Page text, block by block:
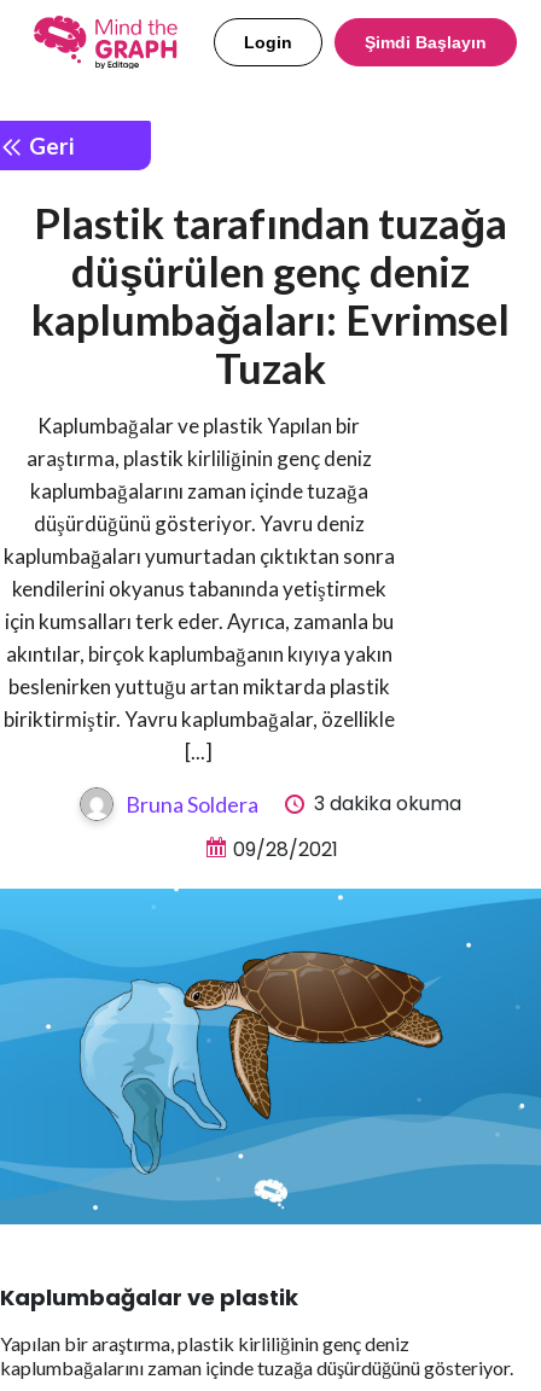
Login Şimdi Başlayın
Geri
Plastik tarafından tuzağa
düşürülen genç deniz
kaplumbağaları: Evrimsel
Tuzak
Kaplumbağalar ve plastik Yapılan bir
araştırma, plastik kirliliğinin genç deniz
kaplumbağalarını zaman içinde tuzağa
düşürdüğünü gösteriyor. Yavru deniz
kaplumbağaları yumurtadan çıktıktan sonra
kendilerini okyanus tabanında yetiştirmek
için kumsalları terk eder. Ayrıca, zamanla bu
akıntılar, birçok kaplumbağanın kıyıya yakın
beslenirken yuttuğu artan miktarda plastik
biriktirmiştir. Yavru kaplumbağalar, özellikle
[...]
Bruna Soldera
3 dakika okuma
09/28/2021
Kaplumbağalar ve plastik
Yapılan bir araştırma, plastik kirliliğinin genç deniz
kaplumbağalarını zaman içinde tuzağa düşürdüğünü gösteriyor.